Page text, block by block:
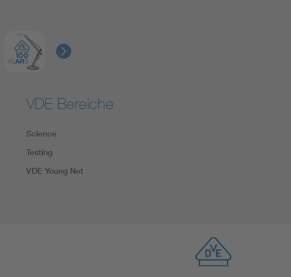
VDE Bereiche
Science
Testing
VDE Young Net